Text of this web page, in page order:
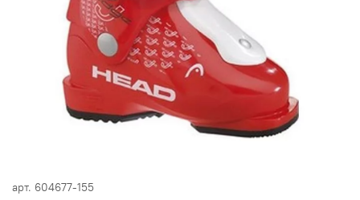
арт. 604677-155